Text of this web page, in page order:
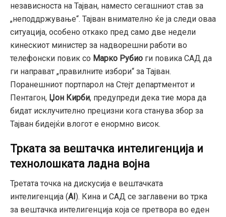
независноста на Тајван, наместо сегашниот став за
„неподдржување“. Тајван внимателно ќе ја следи оваа
ситуација, особено откако пред само две недели
кинескиот министер за надворешни работи во
телефонски повик со Марко Рубио ги повика САД да
ги направат „правилните избори“ за Тајван.
Поранешниот портпарол на Стејт департментот и
Пентагон, Џон Кирби, предупреди дека тие мора да
бидат исклучително прецизни кога станува збор за
Тајван бидејќи влогот е енормно висок.
Трката за вештачка интелигенција и
технолошката ладна војна
Третата точка на дискусија е вештачката
интелигенција (AI). Кина и САД се заглавени во трка
за вештачка интелигенција која се претвора во еден